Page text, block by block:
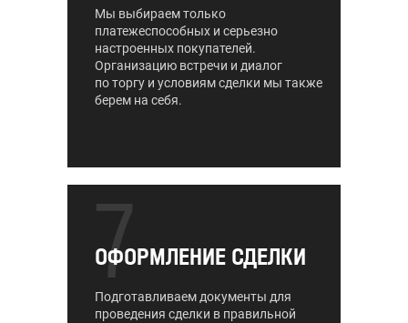
Мы выбираем только
платежеспособных и серьезно
настроенных покупателей.
Организацию встречи и диалог
по торгу и условиям сделки мы также
берем на себя.
ОФОРМЛЕНИЕ СДЕЛКИ
Подготавливаем документы для
проведения сделки в правильной
7